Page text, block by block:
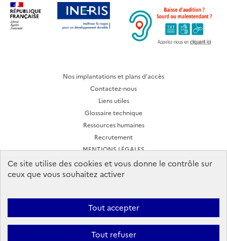
Nos implantations et plans d’accès
Contactez-nous
Liens utiles
Glossaire technique
Ressources humaines
Recrutement
MENTIONS LÉGALES
CONDITIONS D'UTILISATION
Archives des lettres d'actualité
Ineris 2026. Tous droits réservés.
Suivez-nous:
Ce site utilise des cookies et vous donne le contrôle sur
ceux que vous souhaitez activer
Tout accepter
Tout refuser